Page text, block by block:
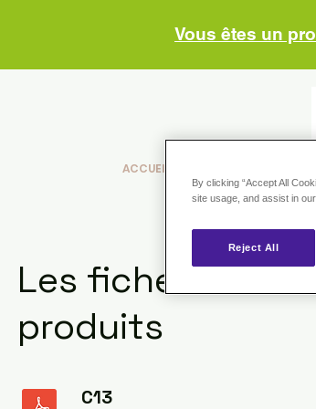
Vous êtes un
ACCUEIL
Les fiches
produits
C13
By clicking “Accept All
site usage, and assist in
Reject All